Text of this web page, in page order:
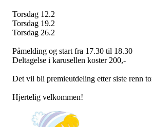
Torsdag 12.2
Torsdag 19.2
Torsdag 26.2
Påmelding og start fra 17.30 til 18.30
Deltagelse i karusellen koster 200,-
Det vil bli premieutdeling etter siste renn
Hjertelig velkommen!